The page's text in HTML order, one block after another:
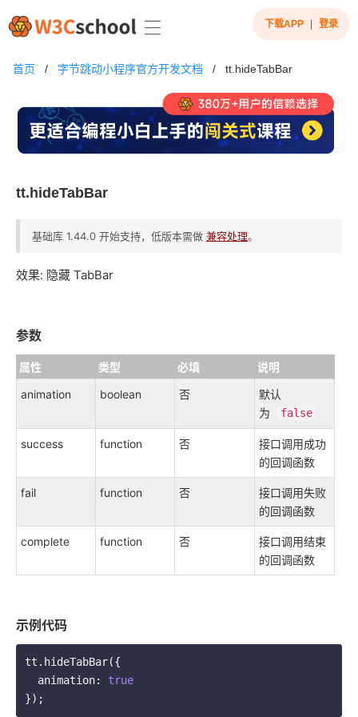
下载APP 登录
首页 / 字节跳动小程序官方开发文档 / tt.hideTabBar
tt.hideTabBar
基础库 1.44.0 开始支持，低版本需做 兼容处理。
效果: 隐藏 TabBar
参数
属性 类型 必填
说明
animation
boolean 否
默认
为
false
success function 否
接口调用成功
的回调函数
fail function 否
接口调用失败
的回调函数
complete function 否
接口调用结束
的回调函数
示例代码
tt.hideTabBar({
  animation:
true
});